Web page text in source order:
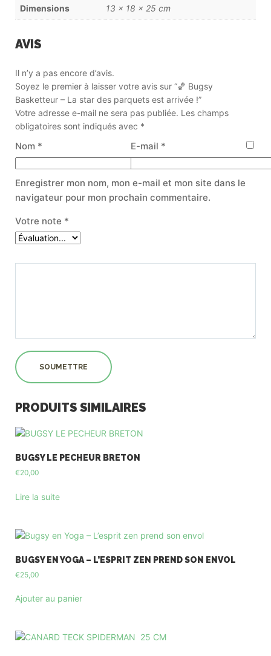
Dimensions 13 × 18 × 25 cm
AVIS
Il n’y a pas encore d’avis.
Soyez le premier à laisser votre avis sur “🏀 Bugsy
Basketteur – La star des parquets est arrivée !”
Votre adresse e-mail ne sera pas publiée. Les champs
obligatoires sont indiqués avec *
Nom * E-mail *
Enregistrer mon nom, mon e-mail et mon site dans le
navigateur pour mon prochain commentaire.
Votre note *
PRODUITS SIMILAIRES
BUGSY LE PECHEUR BRETON
€20,00
Lire la suite
BUGSY EN YOGA – L’ESPRIT ZEN PREND SON ENVOL
€25,00
Ajouter au panier